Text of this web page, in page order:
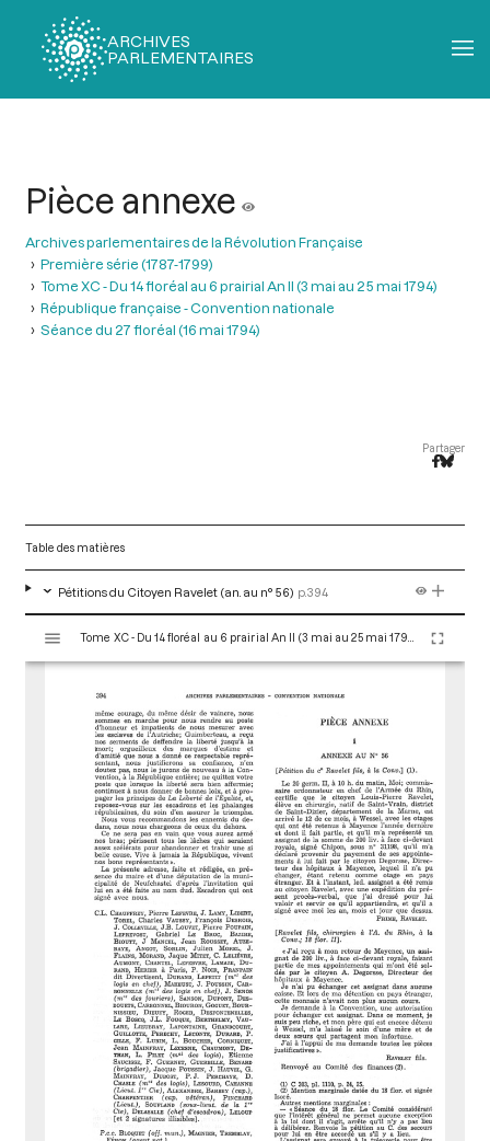
ARCHIVES
PARLEMENTAIRES
Pièce annexe
Archives parlementaires de la Révolution Française
Première série (1787-1799)
Tome XC - Du 14 floréal au 6 prairial An II (3 mai au 25 mai 1794)
République française - Convention nationale
Séance du 27 floréal (16 mai 1794)
Partager
Table des matières
Pétitions du Citoyen Ravelet (an. au n° 56) p.394
s